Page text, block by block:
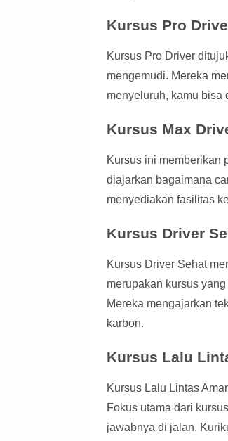
Kursus Pro
Kursus Pro Driver
mengemudi. Mereka
menyeluruh, kamu bisa
Kursus Max
Kursus ini memberikan
diajarkan bagaimana
menyediakan fasilitas
Kursus Driver
Kursus Driver Sehat
merupakan kursus
Mereka mengajarkan
karbon.
Kursus Lalu
Kursus Lalu Lintas
Fokus utama dari
jawabnya di jalan.